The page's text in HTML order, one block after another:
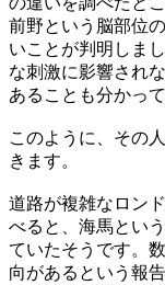
前野という脳部位
いことが判明しま
な刺激に影響され
あることも分かっ
このように、その
きます。
道路が複雑なロン
べると、海馬とい
ていたそうです。
向があるという報